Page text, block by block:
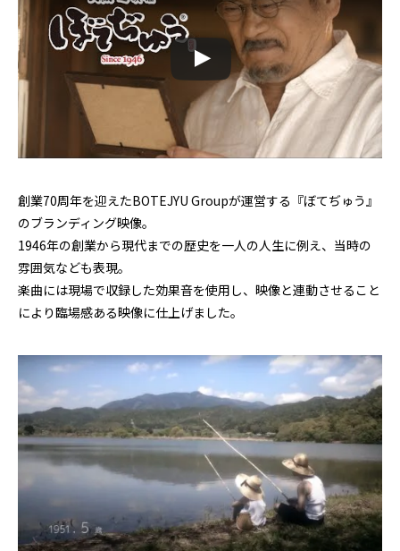
創業70周年を迎えたBOTEJYU Groupが運営する『ぼてぢゅう』
のブランディング映像。
1946年の創業から現代までの歴史を一人の人生に例え、当時の
雰囲気なども表現。
楽曲には現場で収録した効果音を使用し、映像と連動させること
により臨場感ある映像に仕上げました。